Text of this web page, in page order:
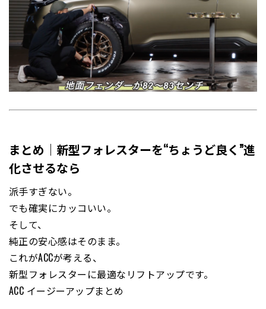
まとめ｜新型フォレスターを“ちょうど良く”進
化させるなら
派手すぎない。
でも確実にカッコいい。
そして、
純正の安心感はそのまま。
これがACCが考える、
新型フォレスターに最適なリフトアップです。
ACC イージーアップまとめ